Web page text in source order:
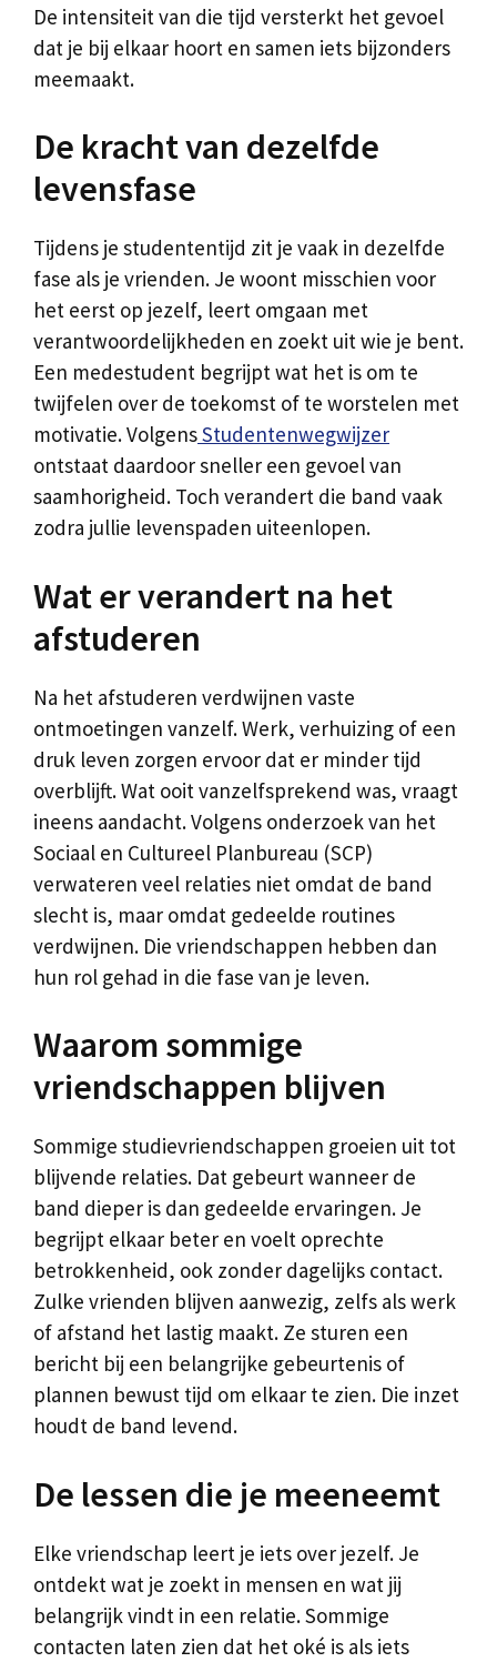
De intensiteit van die tijd versterkt het gevoel
dat je bij elkaar hoort en samen iets bijzonders
meemaakt.
De kracht van dezelfde
levensfase
Tijdens je studententijd zit je vaak in dezelfde
fase als je vrienden. Je woont misschien voor
het eerst op jezelf, leert omgaan met
verantwoordelijkheden en zoekt uit wie je bent.
Een medestudent begrijpt wat het is om te
twijfelen over de toekomst of te worstelen met
motivatie. VolgensStudentenwegwijzer
ontstaat daardoor sneller een gevoel van
saamhorigheid. Toch verandert die band vaak
zodra jullie levenspaden uiteenlopen.
Wat er verandert na het
afstuderen
Na het afstuderen verdwijnen vaste
ontmoetingen vanzelf. Werk, verhuizing of een
druk leven zorgen ervoor dat er minder tijd
overblijft. Wat ooit vanzelfsprekend was, vraagt
ineens aandacht. Volgens onderzoek van het
Sociaal en Cultureel Planbureau (SCP)
verwateren veel relaties niet omdat de band
slecht is, maar omdat gedeelde routines
verdwijnen. Die vriendschappen hebben dan
hun rol gehad in die fase van je leven.
Waarom sommige
vriendschappen blijven
Sommige studievriendschappen groeien uit tot
blijvende relaties. Dat gebeurt wanneer de
band dieper is dan gedeelde ervaringen. Je
begrijpt elkaar beter en voelt oprechte
betrokkenheid, ook zonder dagelijks contact.
Zulke vrienden blijven aanwezig, zelfs als werk
of afstand het lastig maakt. Ze sturen een
bericht bij een belangrijke gebeurtenis of
plannen bewust tijd om elkaar te zien. Die inzet
houdt de band levend.
De lessen die je meeneemt
Elke vriendschap leert je iets over jezelf. Je
ontdekt wat je zoekt in mensen en wat jij
belangrijk vindt in een relatie. Sommige
contacten laten zien dat het oké is als iets